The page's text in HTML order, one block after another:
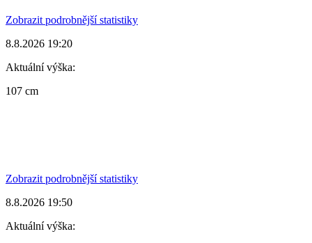
Zobrazit podrobnější statistiky
8.8.2026 19:20
Aktuální výška:
107 cm
Zobrazit podrobnější statistiky
8.8.2026 19:50
Aktuální výška: